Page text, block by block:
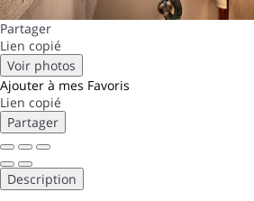
Partager
Lien copié
Voir photos
Ajouter à mes Favoris
Lien copié
Partager
Description